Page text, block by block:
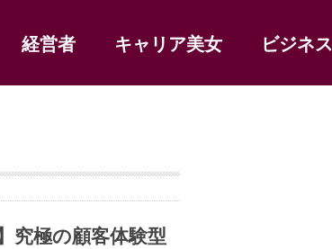
経営者 キャリア美女 ビジネス
究極の顧客体験型